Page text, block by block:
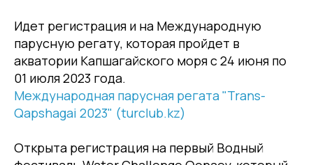
Идет регистрация и на Международную
парусную регату, которая пройдет в
акватории Капшагайского моря с 24 июня по
01 июля 2023 года.
Международная парусная регата "Trans-
Qapshagai 2023" (turclub.kz)
Открыта регистрация на первый Водный